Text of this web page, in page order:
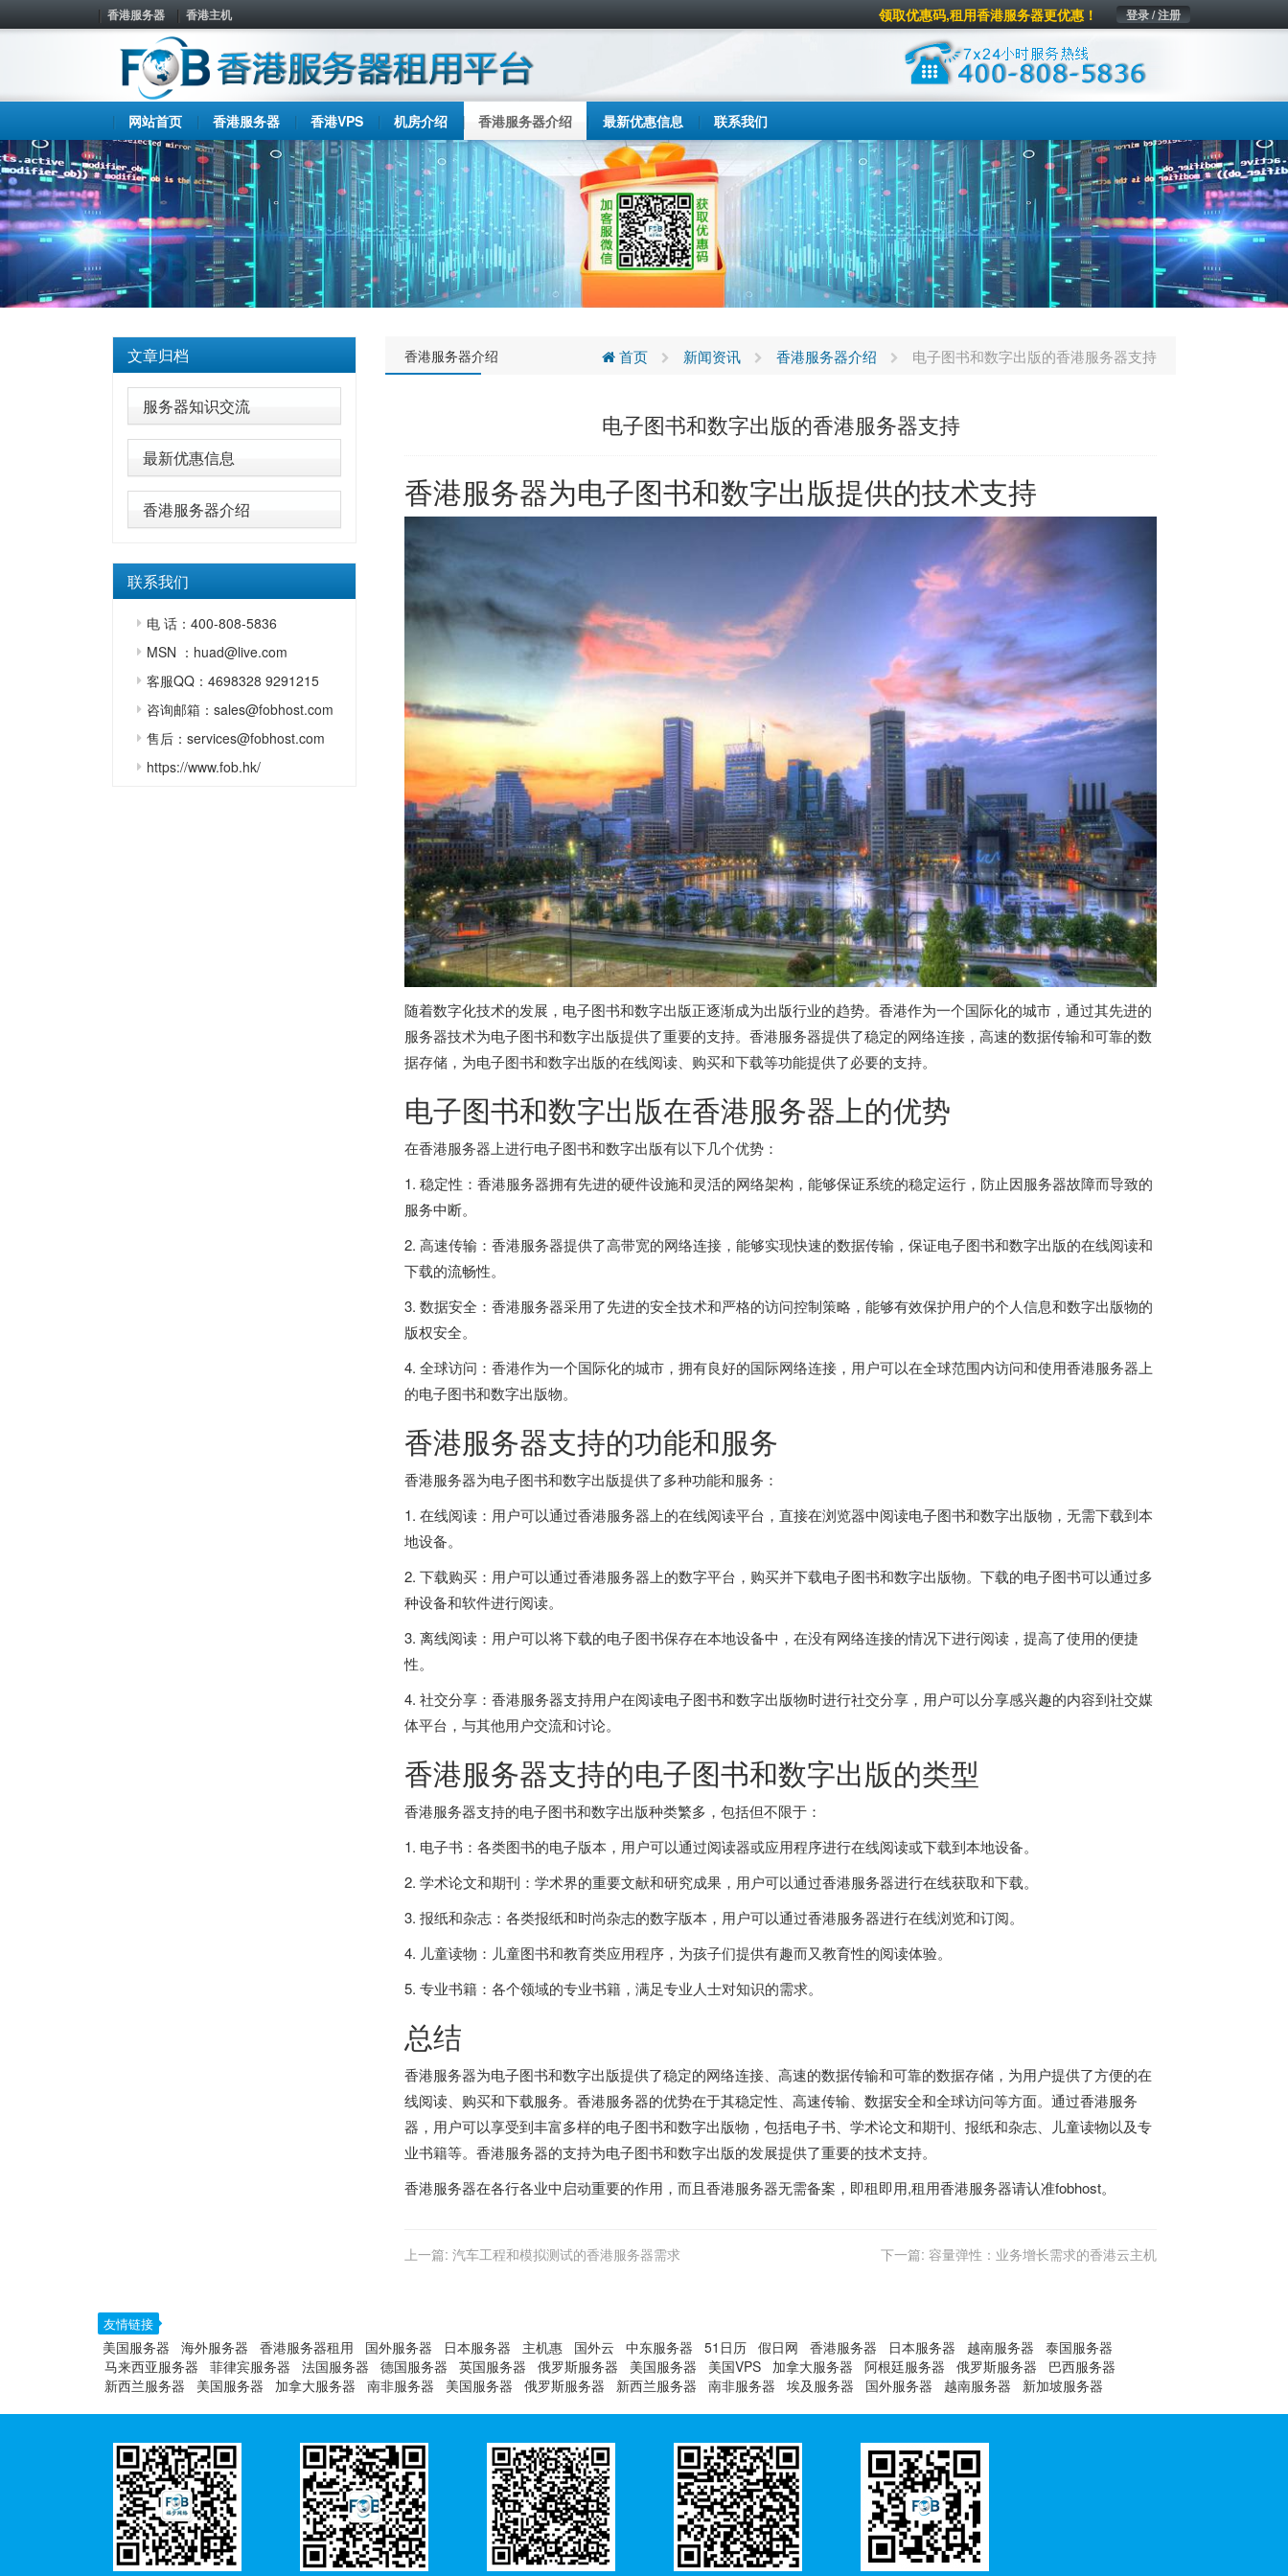
香港服务器 香港主机 登录 / 注册
领取优惠码,租用香港服务器更优惠！
网站首页 香港服务器 香港VPS 机房介绍 香港服务器介绍 最新优惠信息 联系我们
文章归档
服务器知识交流
最新优惠信息
香港服务器介绍
联系我们
电 话：400-808-5836
MSN ：huad@live.com
客服QQ：4698328 9291215
咨询邮箱：sales@fobhost.com
售后：services@fobhost.com
https://www.fob.hk/
香港服务器介绍 首页 新闻资讯 香港服务器介绍 电子图书和数字出版的香港服务器支持
电子图书和数字出版的香港服务器支持
香港服务器为电子图书和数字出版提供的技术支持
随着数字化技术的发展，电子图书和数字出版正逐渐成为出版行业的趋势。香港作为一个国际化的城市，通过其先进的
服务器技术为电子图书和数字出版提供了重要的支持。 香港服务器提供了稳定的网络连接，高速的数据传输和可靠的数
据存储，为电子图书和数字出版的在线阅读、购买和下载等功能提供了必要的支持。
电子图书和数字出版在香港服务器上的优势
在香港服务器 上进行电子图书和数字出版有以下几个优势：
1. 稳定性： 香港服务器拥有先进的硬件设施和灵活的网络架构，能够保证系统的稳定运行，防止因服务器故障而导致的
服务中断。
2. 高速传输：香港服务器提供了高带宽的网络连接，能够实现快速的数据传输，保证电子图书和数字出版的在线阅读和
下载的流畅性。
3. 数据安全：香港服务器采用了先进的安全技术和严格的访问控制策略，能够有效保护用户的个人信息和数字出版物的
版权安全。
4. 全球访问：香港作为一个国际化的城市，拥有良好的国际网络连接，用户可以在全球范围内访问和使用香港服务器上
的电子图书和数字出版物。
香港服务器支持的功能和服务
香港服务器为电子图书和数字出版提供了多种功能和服务：
1. 在线阅读：用户可以通过香港服务器 上的在线阅读平台，直接在浏览器中阅读电子图书和数字出版物，无需下载到本
地设备。
2. 下载购买：用户可以通过香港服务器上的数字平台，购买并下载电子图书和数字出版物。下载的电子图书可以通过多
种设备和软件进行阅读。
3. 离线阅读：用户可以将下载的电子图书保存在本地设备中，在没有网络连接的情况下进行阅读，提高了使用的便捷
性。
4. 社交分享：香港服务器支持用户在阅读电子图书和数字出版物时进行社交分享，用户可以分享感兴趣的内容到社交媒
体平台，与其他用户交流和讨论。
香港服务器支持的电子图书和数字出版的类型
香港服务器支持的电子图书和数字出版种类繁多，包括但不限于：
1. 电子书：各类图书的电子版本，用户可以通过阅读器或应用程序进行在线阅读或下载到本地设备。
2. 学术论文和期刊：学术界的重要文献和研究成果，用户可以通过香港服务器进行在线获取和下载。
3. 报纸和杂志：各类报纸和时尚杂志的数字版本，用户可以通过香港服务器进行在线浏览和订阅。
4. 儿童读物：儿童图书和教育类应用程序，为孩子们提供有趣而又教育性的阅读体验。
5. 专业书籍：各个领域的专业书籍，满足专业人士对知识的需求。
总结
香港服务器为电子图书和数字出版提供了稳定的网络连接、高速的数据传输和可靠的数据存储，为用户提供了方便的在
线阅读、购买和下载服务。香港服务器的优势在于其稳定性、高速传输、数据安全和全球访问等方面。通过香港服务
器，用户可以享受到丰富多样的电子图书和数字出版物，包括电子书、学术论文和期刊、报纸和杂志、儿童读物以及专
业书籍等。香港服务器的支持为电子图书和数字出版的发展提供了重要的技术支持。
香港服务器在各行各业中启动重要的作用，而且香港服务器无需备案，即租即用,租用香港服务器请认准fobhost。
上一篇: 汽车工程和模拟测试的香港服务器需求 下一篇: 容量弹性：业务增长需求的香港云主机
友情链接
美国服务器 海外服务器 香港服务器租用 国外服务器 日本服务器 主机惠 国外云 中东服务器 51日历 假日网 香港服务器 日本服务器 越南服务器
泰国服务器
马来西亚服务器
菲律宾服务器 法国服务器 德国服务器 英国服务器 俄罗斯服务器 美国服务器 美国VPS 加拿大服务器 阿根廷服务器 俄罗斯服务器
巴西服务器
新西兰服务器
美国服务器 加拿大服务器 南非服务器 美国服务器 俄罗斯服务器 新西兰服务器 南非服务器 埃及服务器 国外服务器 越南服务器 新加坡服务器